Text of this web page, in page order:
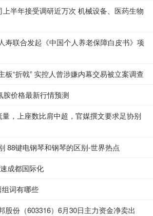
半年接受调研近万次 机械设备、医药生物
寿联合发起《中国个人养老保障白皮书》项
板“折戟” 实控人曾涉嫌内幕交易被立案调查
胺价格最新行情预测
，上座数比肩中超，官媒撰文要求足协别
88键电钢琴和钢琴的区别-世界热点
成都国际化
词有哪些
股份（603316）6月30日主力资金净卖出